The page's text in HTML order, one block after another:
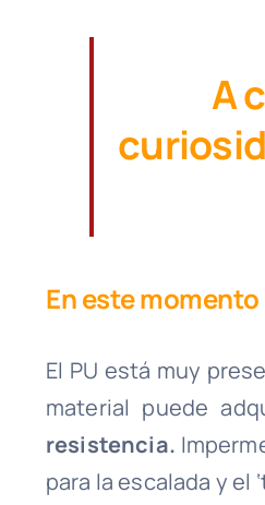
A
En este
El PU está muy
material puede
resistencia.
para la escalada y el